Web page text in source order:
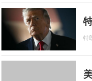
特